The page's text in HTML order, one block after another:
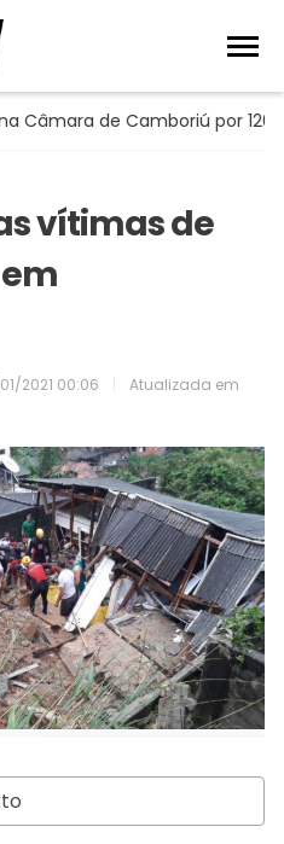
de Camboriú por 120 dias
vítimas de
2021 00:06
Atualizada em